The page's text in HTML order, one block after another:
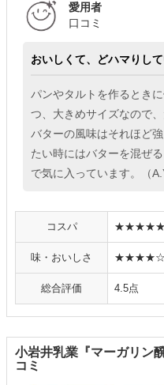
愛用者
口コミ
おいしくて、どハマりし
パンやタルトを作るとき
つ、大きめサイズなので
バターの風味はそれほど
たい時にはバターを混ぜ
で気に入っています。（
コスパ ★★★★★
味・おいしさ ★★★★☆
総合評価 4.5点
小岩井乳業『マーガリン
コミ